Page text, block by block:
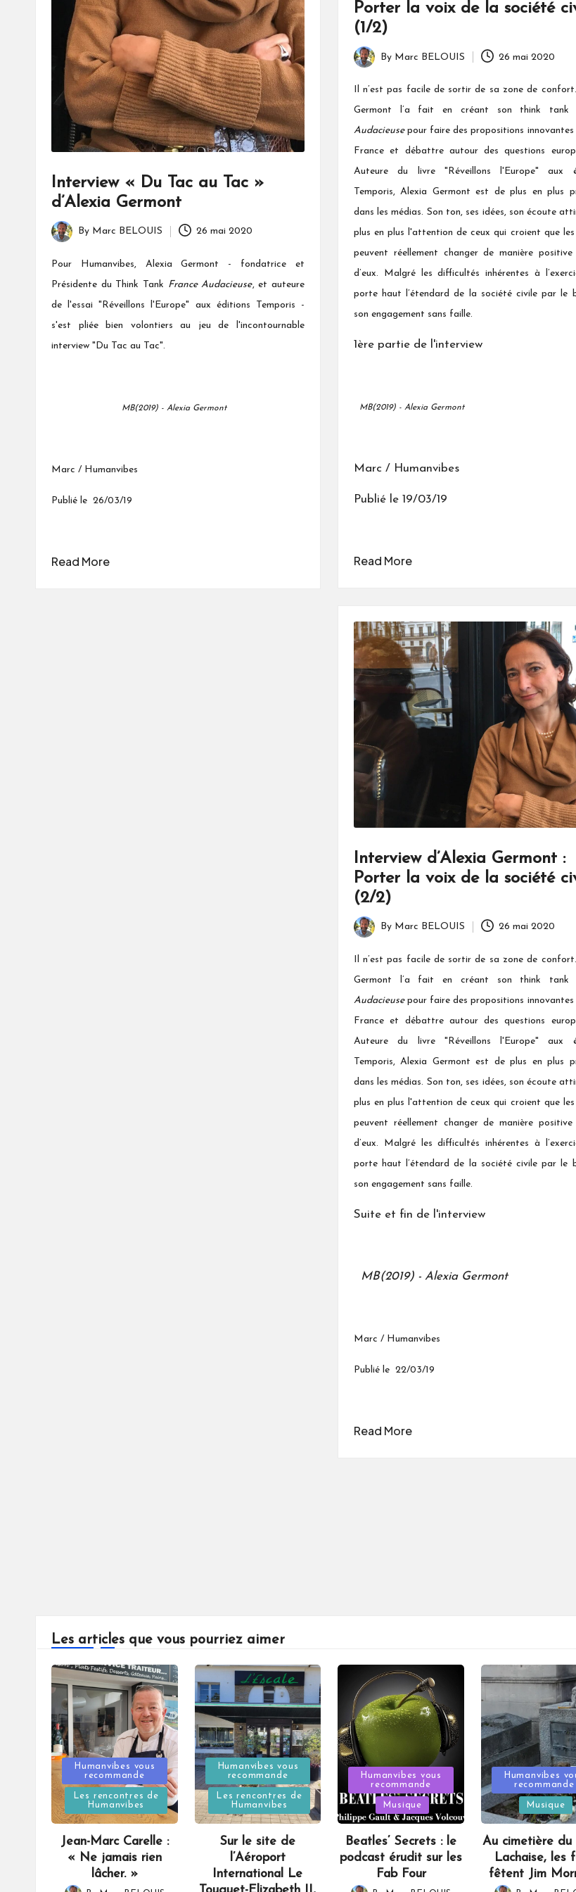
Interview « Du Tac au Tac »
d’Alexia Germont
Posted
By Marc BELOUIS 26 mai 2020
Pour Humanvibes, Alexia Germont - fondatrice et
Présidente du Think Tank France Audacieuse, et auteure
de l'essai "Réveillons l'Europe" aux éditions Temporis -
s'est pliée bien volontiers au jeu de l'incontournable
interview "Du Tac au Tac".
MB(2019) - Alexia Germont
Marc / Humanvibes
Publié le 26/03/19
Read More
Porter la voix de la société
(1/2)
Posted
by
By Marc BELOUIS 26 mai 2020
Il n’est pas facile de sortir de sa zone de
Germont l’a fait en créant son think tank
Audacieusepour faire des propositions innovantes
France et débattre autour des questions
Auteure du livre "Réveillons l'Europe" aux
Temporis, Alexia Germont est de plus en plus
dans les médias. Son ton, ses idées, son écoute
plus en plus l'attention de ceux qui croient que les
peuvent réellement changer de manière
d’eux. Malgré les difficultés inhérentes à
porte haut l’étendard de la société civile par le
son engagement sans faille.
1ère partie de l'interview
MB(2019) - Alexia Germont
Marc / Humanvibes
Publié le 19/03/19
Read More
Interview d’Alexia Germont :
Porter la voix de la société
(2/2)
Posted
by
By Marc BELOUIS 26 mai 2020
Il n’est pas facile de sortir de sa zone de
Germont l’a fait en créant son think tank
Audacieusepour faire des propositions innovantes
France et débattre autour des questions
Auteure du livre "Réveillons l'Europe" aux
Temporis, Alexia Germont est de plus en plus
dans les médias. Son ton, ses idées, son écoute
plus en plus l'attention de ceux qui croient que les
peuvent réellement changer de manière
d’eux. Malgré les difficultés inhérentes à
porte haut l’étendard de la société civile par le
son engagement sans faille.
Suite et fin de l'interview
MB(2019) - Alexia Germont
Marc / Humanvibes
Publié le 22/03/19
Read More
Les articles que vous pourriez aimer
Posted
in
Humanvibes vous
recommande
Les rencontres de
Humanvibes
Jean-Marc Carelle :
« Ne jamais rien
lâcher. »
Posted
in
Humanvibes vous
recommande
Les rencontres de
Humanvibes
Sur le site de
l’Aéroport
International Le
Posted
in
Humanvibes vous
recommande
Musique
Beatles’ Secrets : le
podcast érudit sur les
Fab Four
Posted
in
Humanvibes
recommande
Musique
Au cimetière du
Lachaise, les
fêtent Jim